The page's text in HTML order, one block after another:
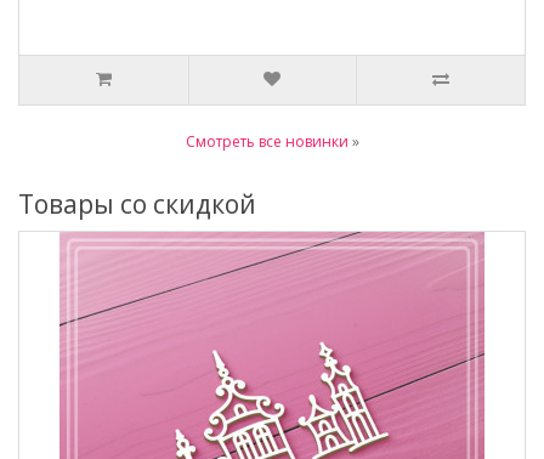
Смотреть все новинки »
Товары со скидкой